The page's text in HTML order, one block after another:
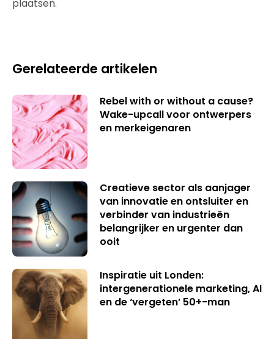
plaatsen.
Gerelateerde artikelen
Rebel with or without a cause?
Wake-upcall voor ontwerpers
en merkeigenaren
Creatieve sector als aanjager
van innovatie en ontsluiter en
verbinder van industrieën
belangrijker en urgenter dan
ooit
Inspiratie uit Londen:
intergenerationele marketing, AI
en de ‘vergeten’ 50+-man